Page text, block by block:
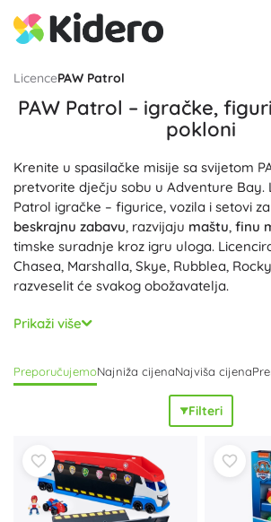
LicencePAW Patrol
PAW Patrol – igračke,
pokloni
Krenite u spasilačke misije sa svijetom
pretvorite dječju sobu u Adventure Bay.
Patrol igračke – figurice, vozila i setovi
beskrajnu zabavu, razvijaju maštu, finu
timske suradnje kroz igru uloga.
Chasea, Marshalla, Skye, Rubblea,
razveselit će svakog obožavatelja.
U ovoj kategoriji pronaći ćete
figurice, spasilačka vozila i automobile s
konstrukcijske kocke i kreativni setovi
logiku i koncentraciju, dok akcijski setovi
uzbudljive misije
, izradakvalitetna
obrađeni. Odaberite savršen poklon za
prema dobi: za najmlađe mekane
predškolce funkcionalna vozila i setove
djecu slagalice i konstrukcijske setove
Prikaži više
PreporučujemoNajniža cijenaNajviša cijena
Filteri